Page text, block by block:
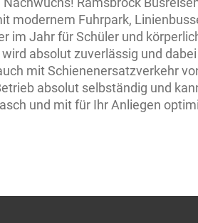
modernem Fuhrpark,
im Jahr für Schüler und
wird absolut zuverlässig und
mit Schienenersatzverkehr
absolut selbständig und
und mit für Ihr Anliegen